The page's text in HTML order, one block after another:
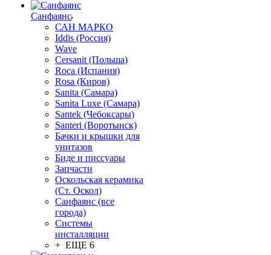
Санфаянс
САН МАРКО
Iddis (Россия)
Wave
Cersanit (Польша)
Roca (Испания)
Rosa (Киров)
Sanita (Самара)
Sanita Luxe (Самара)
Santek (Чебоксары)
Santeri (Воротынск)
Бачки и крышки для
унитазов
Биде и писсуары
Запчасти
Оскольская керамика
(Ст. Оскол)
Санфаянс (все
города)
Системы
инсталляции
+ ЕЩЕ 6